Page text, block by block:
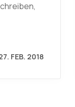
FEB. 2018